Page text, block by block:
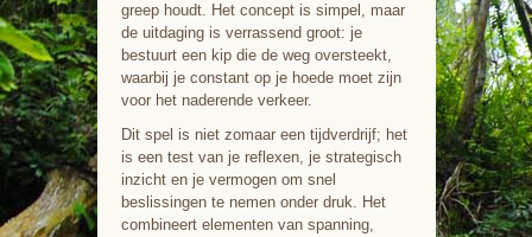
greep houdt. Het concept is simpel, maar
de uitdaging is verrassend groot: je
bestuurt een kip die de weg oversteekt,
waarbij je constant op je hoede moet zijn
voor het naderende verkeer.
Dit spel is niet zomaar een tijdverdrijf; het
is een test van je reflexen, je strategisch
inzicht en je vermogen om snel
beslissingen te nemen onder druk. Het
combineert elementen van spanning,